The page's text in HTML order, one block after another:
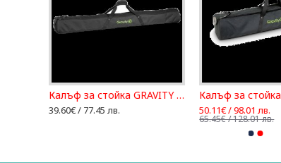
Калъф за стойка GRAVITY BG SS 1 XLB
39.60€ / 77.45 лв. 50.11€ / 98.01 лв.
65.45€ / 128.01 лв.